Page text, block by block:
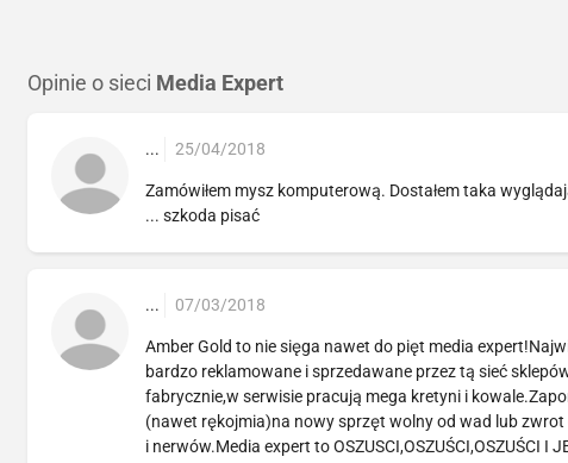
Opinie o sieci Media Expert
... 25/04/2018
Zamówiłem mysz komputerową. Dostałem taka
... szkoda pisać
... 07/03/2018
Amber Gold to nie sięga nawet do pięt media
bardzo reklamowane i sprzedawane przez tą sieć
fabrycznie,w serwisie pracują mega kretyni i
(nawet rękojmia)na nowy sprzęt wolny od wad lub
i nerwów.Media expert to OSZUSCI,OSZUŚCI,OSZUŚCI I